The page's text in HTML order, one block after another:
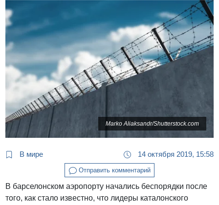
Marko Aliaksandr/Shutterstock.com
В мире 14 октября 2019, 15:58
Отправить комментарий
В барселонском аэропорту начались беспорядки после
того, как стало известно, что лидеры каталонского